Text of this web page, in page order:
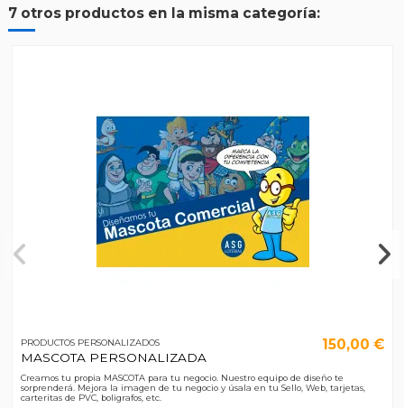
7 otros productos en la misma categoría:
PRODUCTOS PERSONALIZADOS
MASCOTA PERSONALIZADA
150,00 €
Creamos tu propia MASCOTA para tu negocio. Nuestro equipo de diseño te
sorprenderá. Mejora la imagen de tu negocio y úsala en tu Sello, Web, tarjetas,
carteritas de PVC, boligrafos, etc.